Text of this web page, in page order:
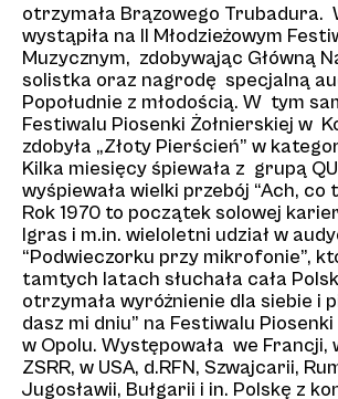
otrzymała Brązowego Trubadura.
wystąpiła na II Młodzieżowym
Muzycznym, zdobywając Główną
solistka oraz nagrodę specjalną
Popołudnie z młodością. W tym
Festiwalu Piosenki Żołnierskiej w
zdobyła „Złoty Pierścień” w
Kilka miesięcy śpiewała z grupą
wyśpiewała wielki przebój “Ach, co
Rok 1970 to początek solowej
Igras i m.in. wieloletni udział w
“Podwieczorku przy mikrofonie”,
tamtych latach słuchała cała
otrzymała wyróżnienie dla siebie i
dasz mi dniu” na Festiwalu
w Opolu. Występowała we Francji,
ZSRR, w USA, d.RFN, Szwajcarii,
Jugosławii, Bułgarii i in. Polskę z